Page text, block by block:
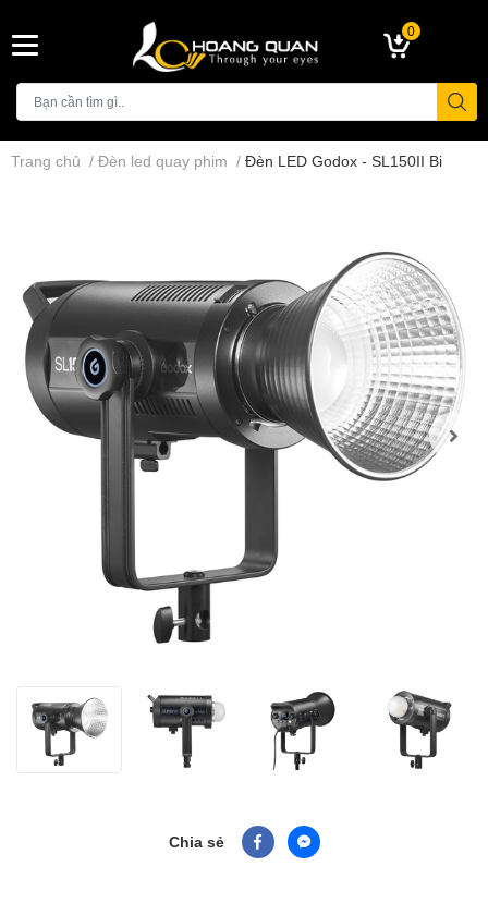
0
Trang chủ / Đèn led quay phim / Đèn LED Godox - SL150II Bi
Chia sẻ